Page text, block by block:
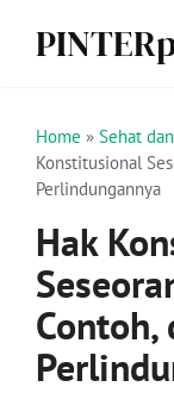
Home » Sehat
Konstitusional
Perlindungannya
Hak
Contoh,